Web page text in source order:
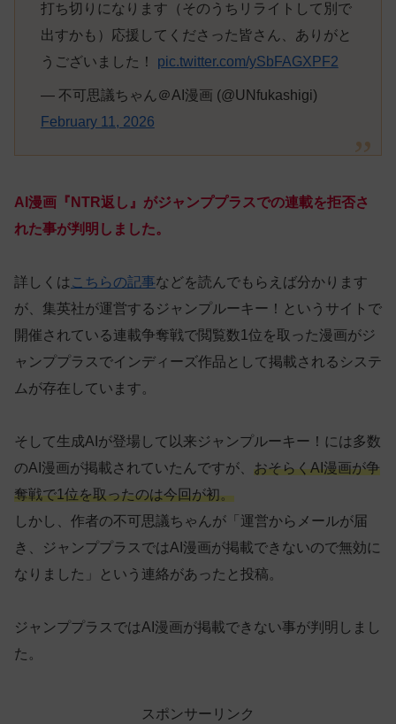
打ち切りになります（そのうちリライトして別で
出すかも）応援してくださった皆さん、ありがと
うございました！ pic.twitter.com/ySbFAGXPF2
— 不可思議ちゃん＠AI漫画 (@UNfukashigi)
February 11, 2026
AI漫画『NTR返し』がジャンププラスでの連載を拒否さ
れた事が判明しました。
詳しくは こちらの記事などを読んでもらえば分かります
が、集英社が運営するジャンプルーキー！というサイトで
開催されている連載争奪戦で閲覧数1位を取った漫画がジ
ャンププラスでインディーズ作品として掲載されるシステ
ムが存在しています。
そして生成AIが登場して以来ジャンプルーキー！には多数
のAI漫画が掲載されていたんですが、 おそらくAI漫画が争
奪戦で1位を取ったのは今回が初。
しかし、作者の不可思議ちゃんが「運営からメールが届
き、ジャンププラスではAI漫画が掲載できないので無効に
なりました」という連絡があったと投稿。
ジャンププラスではAI漫画が掲載できない事が判明しまし
た。
スポンサーリンク